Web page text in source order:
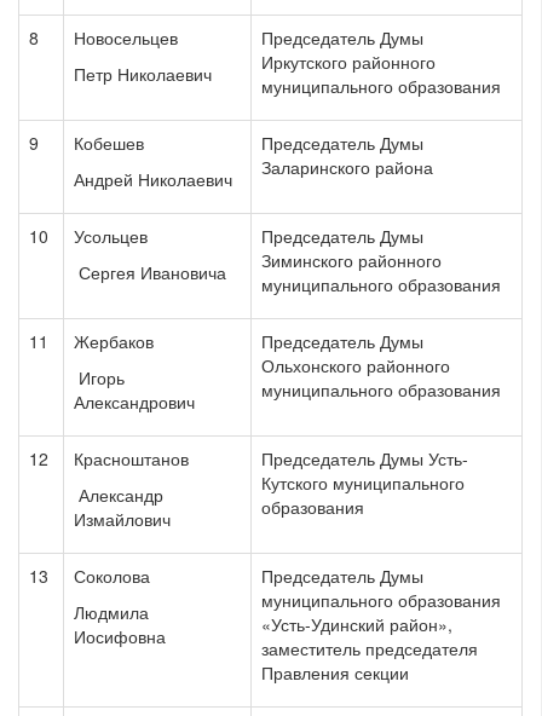
8
Новосельцев
Петр Николаевич
Председатель Думы
Иркутского районного
муниципального образования
9
Кобешев
Андрей Николаевич
Председатель Думы
Заларинского района
10
Усольцев
Сергея Ивановича
Председатель Думы
Зиминского районного
муниципального образования
11
Жербаков
Игорь
Александрович
Председатель Думы
Ольхонского районного
муниципального образования
12
Красноштанов
Александр
Измайлович
Председатель Думы Усть-
Кутского муниципального
образования
13
Соколова
Людмила
Иосифовна
Председатель Думы
муниципального образования
«Усть-Удинский район»,
заместитель председателя
Правления секции